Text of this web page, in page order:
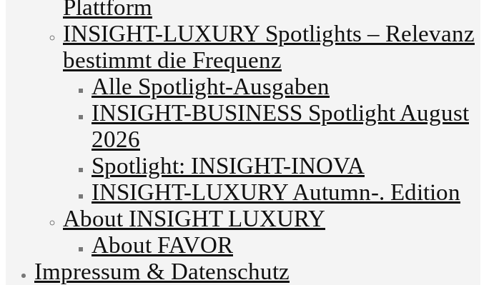
Plattform
INSIGHT-LUXURY Spotlights – Relevanz
bestimmt die Frequenz
Alle Spotlight-Ausgaben
INSIGHT-BUSINESS Spotlight August
2026
Spotlight: INSIGHT-INOVA
INSIGHT-LUXURY Autumn-. Edition
About INSIGHT LUXURY
About FAVOR
Impressum & Datenschutz